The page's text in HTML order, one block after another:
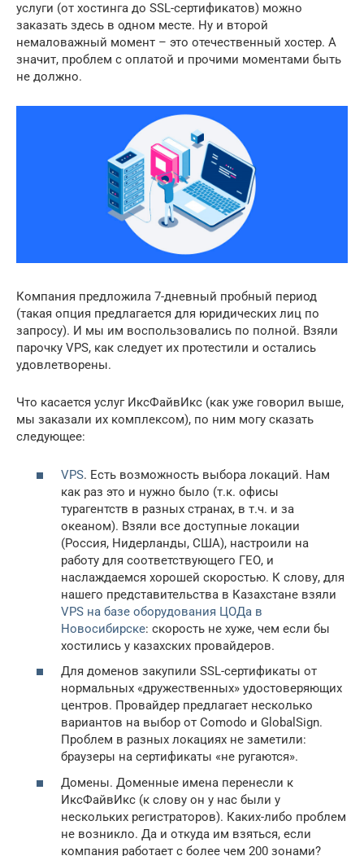
услуги (от хостинга до SSL-сертификатов) можно
заказать здесь в одном месте. Ну и второй
немаловажный момент – это отечественный хостер. А
значит, проблем с оплатой и прочими моментами быть
не должно.
Компания предложила 7-дневный пробный период
(такая опция предлагается для юридических лиц по
запросу). И мы им воспользовались по полной. Взяли
парочку VPS, как следует их протестили и остались
удовлетворены.
Что касается услуг ИксФайвИкс (как уже говорил выше,
мы заказали их комплексом), по ним могу сказать
следующее:
VPS. Есть возможность выбора локаций. Нам
как раз это и нужно было (т.к. офисы
турагентств в разных странах, в т.ч. и за
океаном). Взяли все доступные локации
(Россия, Нидерланды, США), настроили на
работу для соответствующего ГЕО, и
наслаждаемся хорошей скоростью. К слову, для
нашего представительства в Казахстане взяли
VPS на базе оборудования ЦОДа в
Новосибирске: скорость не хуже, чем если бы
хостились у казахских провайдеров.
Для доменов закупили SSL-сертификаты от
нормальных «дружественных» удостоверяющих
центров. Провайдер предлагает несколько
вариантов на выбор от Comodo и GlobalSign.
Проблем в разных локациях не заметили:
браузеры на сертификаты «не ругаются».
Домены. Доменные имена перенесли к
ИксФайвИкс (к слову он у нас были у
нескольких регистраторов). Каких-либо проблем
не возникло. Да и откуда им взяться, если
компания работает с более чем 200 зонами?